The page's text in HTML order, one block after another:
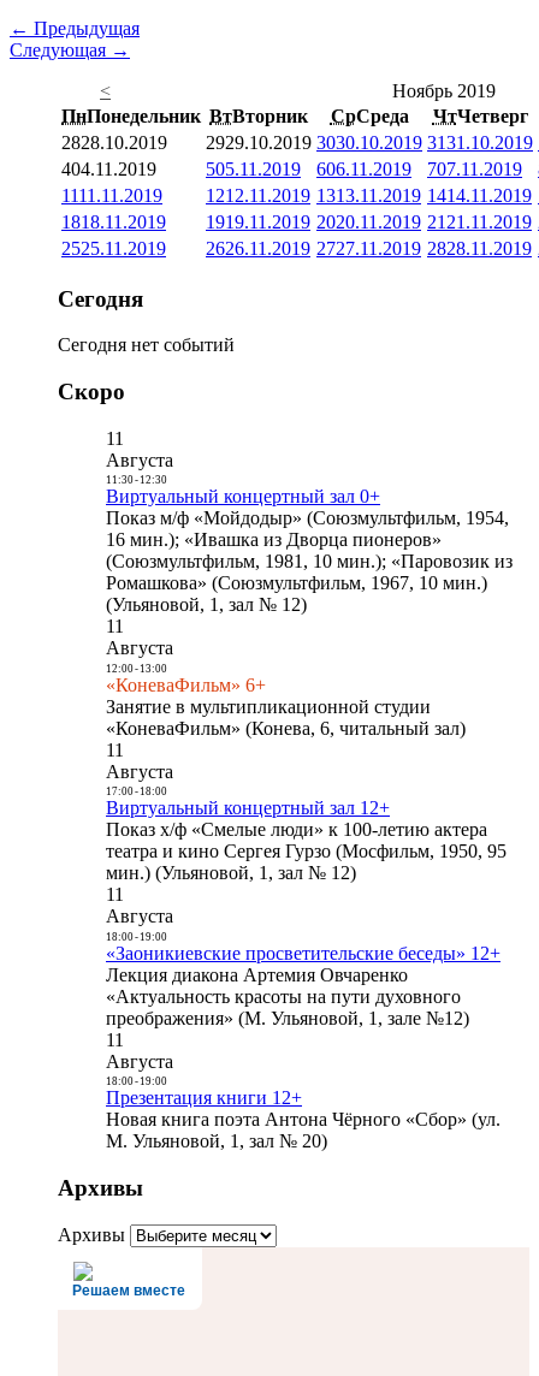
← Предыдущая
Следующая →
<
Ноябрь 2019
ПнПонедельник ВтВторник СрСреда ЧтЧетверг
2828.10.2019 2929.10.2019 3030.10.2019 3131.10.2019
404.11.2019 505.11.2019 606.11.2019 707.11.2019
1111.11.2019 1212.11.2019 1313.11.2019 1414.11.2019
1818.11.2019 1919.11.2019 2020.11.2019 21 21.11.2019
2525.11.2019 2626.11.2019 2727.11.2019 2828.11.2019
Сегодня
Сегодня нет событий
Скоро
11
Августа
11:30- 12:30
Виртуальный концертный зал 0+
Показ м/ф «Мойдодыр» (Союзмультфильм, 1954,
16 мин.); «Ивашка из Дворца пионеров»
(Союзмультфильм, 1981, 10 мин.); «Паровозик из
Ромашкова» (Союзмультфильм, 1967, 10 мин.)
(Ульяновой, 1, зал № 12)
11
Августа
12:00- 13:00
«КоневаФильм» 6+
Занятие в мультипликационной студии
«КоневаФильм» (Конева, 6, читальный зал)
11
Августа
17:00- 18:00
Виртуальный концертный зал 12+
Показ х/ф «Смелые люди» к 100-летию актера
театра и кино Сергея Гурзо (Мосфильм, 1950, 95
мин.) (Ульяновой, 1, зал № 12)
11
Августа
18:00- 19:00
«Заоникиевские просветительские беседы» 12+
Лекция диакона Артемия Овчаренко
«Актуальность красоты на пути духовного
преображения» (М. Ульяновой, 1, зале №12)
11
Августа
18:00- 19:00
Презентация книги 12+
Новая книга поэта Антона Чёрного «Сбор» (ул.
М. Ульяновой, 1, зал № 20)
Архивы
Архивы
Решаем вместе